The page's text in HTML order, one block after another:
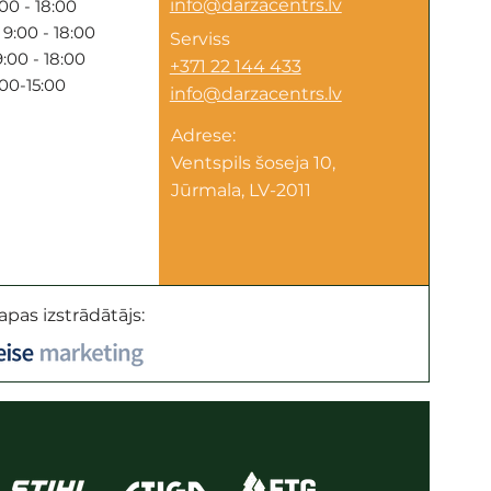
- 18:00
- 18:00
- 18:00
15:00
info@darzacentrs.lv
Serviss
+371 22 144 433
info@darzacentrs.lv
Adrese:
Ventspils šoseja 10,
Jūrmala, LV-2011
izstrādātājs: